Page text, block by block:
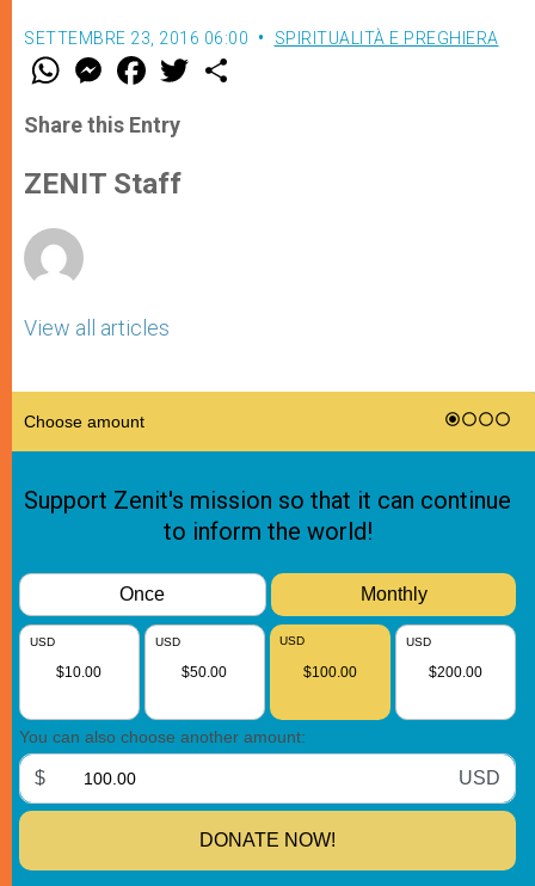
SETTEMBRE 23, 2016 06:00 SPIRITUALITÀ E PREGHIERA
W
t
s
p
p
M
e
s
e
g
e
F
a
e
b
o
k
w
Share this Entry
ZENIT Staff
View all articles